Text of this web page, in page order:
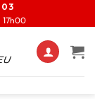
17h00